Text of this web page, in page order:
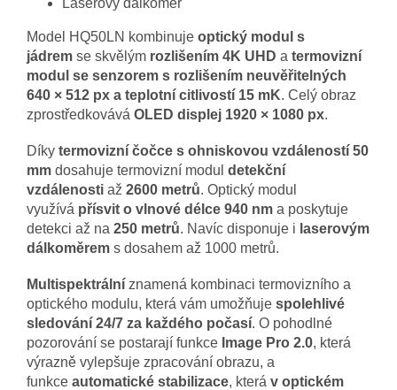
Model HQ50LN kombinuje optický modul s
jádrem se skvělým rozlišením 4K UHD a termovizní
modul se senzorem s rozlišením neuvěřitelných
640 × 512 px a teplotní citlivostí 15 mK. Celý obraz
zprostředkovává OLED displej 1920 × 1080 px.
Díky termovizní čočce s ohniskovou vzdáleností 50
mm dosahuje termovizní modul detekční
vzdálenosti až 2600 metrů. Optický modul
využívá přísvit o vlnové délce 940 nm a poskytuje
detekci až na 250 metrů. Navíc disponuje i laserovým
dálkoměrem s dosahem až 1000 metrů.
Multispektrální znamená kombinaci termovizního a
optického modulu, která vám umožňuje spolehlivé
sledování 24/7 za každého počasí. O pohodlné
pozorování se postarají funkce Image Pro 2.0, která
výrazně vylepšuje zpracování obrazu, a
funkce automatické stabilizace, která v optickém